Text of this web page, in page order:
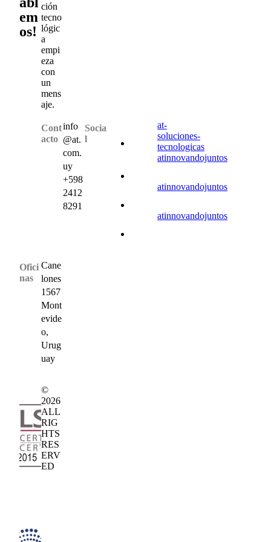
em
os!
ción
tecno
lógic
a
empi
eza
con
un
mens
aje.
Cont
acto
info
@at.
com.
uy
+598
2412
8291
Socia
l
at-
soluciones-
tecnologicas
atinnovandojuntos
atinnovandojuntos
atinnovandojuntos
Ofici
nas
Cane
lones
1567
Mont
evide
o,
Urug
uay
©
2026
ALL
RIG
HTS
RES
ERV
ED